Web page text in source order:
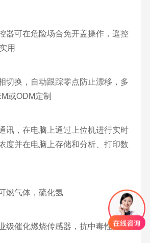
可在危险场合免开盖操作，遥控
用
换，自动跟踪零点防止漂移，多
或ODM定制
，在电脑上通过上位机进行实时
度并在电脑上存储和分析、打印数
气体，硫化氢
催化燃烧传感器，抗中毒性;电化